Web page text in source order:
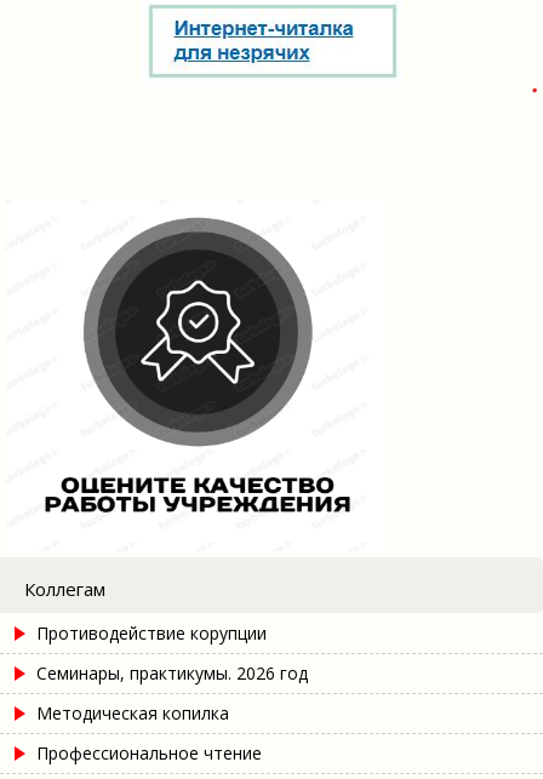
Коллегам
Противодействие корупции
Семинары, практикумы. 2026 год
Методическая копилка
Профессиональное чтение